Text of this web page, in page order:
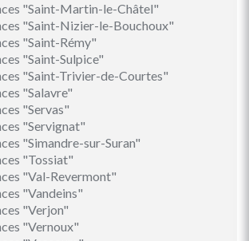
"Saint-Martin-le-Châtel"
"Saint-Nizier-le-Bouchoux"
"Saint-Rémy"
"Saint-Sulpice"
"Saint-Trivier-de-Courtes"
"Salavre"
"Servas"
"Servignat"
"Simandre-sur-Suran"
"Tossiat"
"Val-Revermont"
"Vandeins"
"Verjon"
"Vernoux"